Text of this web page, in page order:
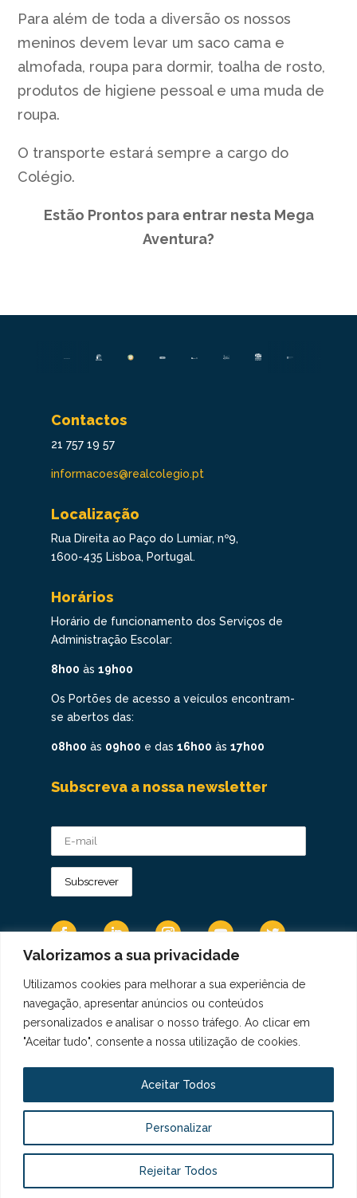
Valorizamos a sua privacidade
Utilizamos cookies para melhorar a sua experiência de
navegação, apresentar anúncios ou conteúdos
personalizados e analisar o nosso tráfego. Ao clicar em
"Aceitar tudo", consente a nossa utilização de cookies.
Personalizar
Rejeitar Todos
Aceitar Todos
Para além de toda a diversão os nossos
meninos devem levar um saco cama e
almofada, roupa para dormir, toalha de rosto,
produtos de higiene pessoal e uma muda de
roupa.
O transporte estará sempre a cargo do
Colégio.
Estão Prontos para entrar nesta Mega
Aventura?
Contactos
21 757 19 57
informacoes@realcolegio.pt
Localização
Rua Direita ao Paço do Lumiar, nº9,
1600-435 Lisboa, Portugal.
Horários
Horário de funcionamento dos Serviços de
Administração Escolar:
8h00 às 19h00
Os Portões de acesso a veículos encontram-
se abertos das:
08h00 às 09h00 e das 16h00 às 17h00
Subscreva a nossa newsletter
Os Dados Pessoais são tratados de acordo
com a Diretiva 95/46/CE do Regulamento
Geral sobre a Proteção de Dados.
Copyright © 2021 Real Colégio de Portugal.
Todos os direitos revervados. Conheça a nossa
Política de Privacidadeaqui
Livro de Elogios, Sugestões e Reclamações
Canal de Denúncias